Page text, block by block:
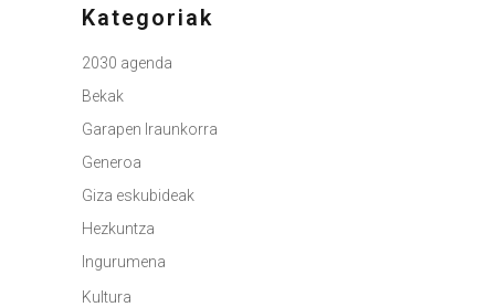
Kategoriak
2030 agenda
Bekak
Garapen Iraunkorra
Generoa
Giza eskubideak
Hezkuntza
Ingurumena
Kultura